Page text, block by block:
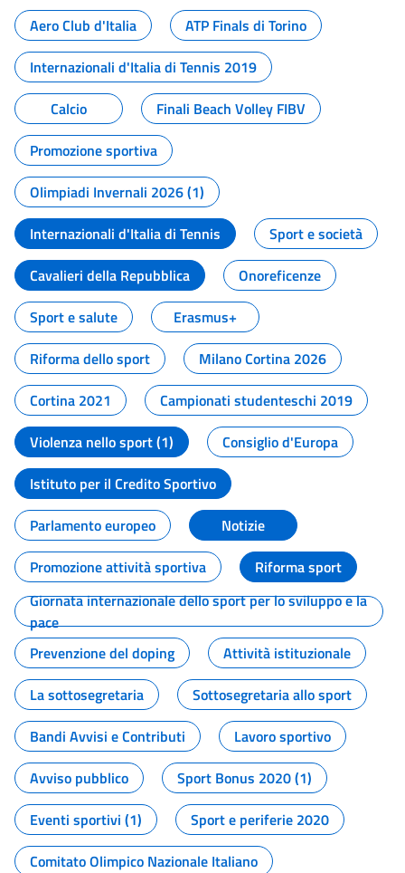
Aero Club d'Italia
ATP Finals di Torino
Internazionali d'Italia di Tennis 2019
Calcio
Finali Beach Volley FIBV
Promozione sportiva
Olimpiadi Invernali 2026 (1)
Internazionali d'Italia di Tennis
Sport e società
Cavalieri della Repubblica
Onoreficenze
Sport e salute
Erasmus+
Riforma dello sport
Milano Cortina 2026
Cortina 2021
Campionati studenteschi 2019
Violenza nello sport (1)
Consiglio d'Europa
Istituto per il Credito Sportivo
Parlamento europeo
Notizie
Promozione attività sportiva
Riforma sport
Giornata internazionale dello sport per lo sviluppo e la
pace
Prevenzione del doping
Attività istituzionale
La sottosegretaria
Sottosegretaria allo sport
Bandi Avvisi e Contributi
Lavoro sportivo
Avviso pubblico
Sport Bonus 2020 (1)
Eventi sportivi (1)
Sport e periferie 2020
Comitato Olimpico Nazionale Italiano